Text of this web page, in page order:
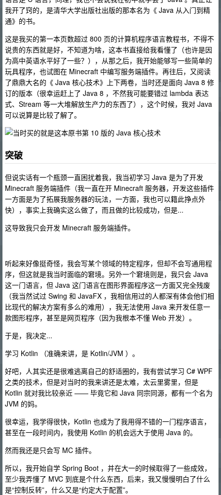
我开了窍的，是清华大学出版社出版的那本名为《 Java 从入门到精
通》的书。
这是我买的第一本页数超过 800 页的计算机程序语言教程书，不得不
说贵的东西就是好，不知道为啥，这本书直接给我看懂了（也许是因
为高中英语水平好了一些？），从那之后，我开始能够写一些简单的
玩具程序，也试图在 Minecraft 中编写服务端插件。再往后，又阅读
了鼎鼎大名的《 Java 核心技术》上下两卷，当时还是面向 Java 8 修
订的版本（很幸运赶上了 Java 8 ，不然我可能要错过 lambda 表达
式、Stream 等一大堆解放生产力的东西了），这个时候，我对 Java
可以说算是比较了解了。
突破
但说实话有一个瓶颈一直困扰着我，我当初学习 Java 是为了开发
Minecraft 服务端插件（我一直在开 Minecraft 服务器，开发这些插件
一方面是为了拓展我服务器的玩法，一方面，我也可以籍此挣点外
快），事实上我确实这么做了，而且做的比较成功，但是...
这导致我只会开发 Minecraft 服务端插件。
听起来好像挺奇怪，我会写某个领域的特定程序，但却不会写通用程
序，但这就是我当时面临的窘境。另外一个窘境则是，我只会 Java
这一门语言，但 Java 这门语言在图形界面程序这一方面又完全残废
（我当然试过 Swing 和 JavaFX ，我相信用过的人都深有体会他们相
比现代的解决方案有多么的难用），我无法使用 Java 来开发任意一
款图形程序，甚至是网页程序（因为我根本不懂 Web 开发）。
于是，我决定...
学习 Kotlin （准确来讲，是 Kotlin/JVM ）。
好吧，人其实还是很难逃离自己的舒适圈的，我有尝试学习 C# WPF
之类的技术，但是对当时的我来讲还是太难，太云里雾里，但是
Kotlin 就对我比较亲近 —— 毕竟它和 Java 同宗同源，都有一个名为
JVM 的妈。
很幸运，我学得很快，Kotlin 也成为了我用得不错的一门程序语言，
甚至在一段时间内，我使用 Kotlin 的机会远大于使用 Java 的。
然而我还是只会写 MC 插件。
所以，我开始自学 Spring Boot ，并在大一的时候取得了一些成效，
至少我弄懂了 MVC 到底是个什么东西，后来，我又慢慢明白了什么
是“控制反转”，什么又是“约定大于配置”。